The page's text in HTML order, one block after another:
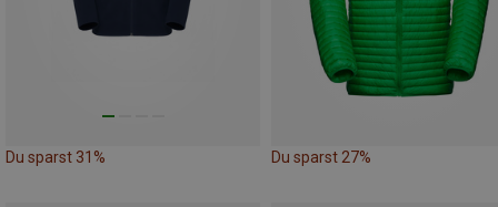
Du sparst 31% Du sparst 27%